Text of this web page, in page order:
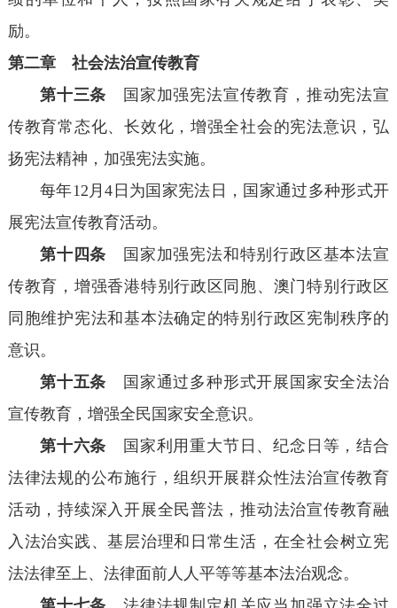
励。
第二章 社会法治宣传教育
第十三条 国家加强宪法宣传教育，推动宪法宣
传教育常态化、长效化，增强全社会的宪法意识，弘
扬宪法精神，加强宪法实施。
每年12月4日为国家宪法日，国家通过多种形式开
展宪法宣传教育活动。
第十四条 国家加强宪法和特别行政区基本法宣
传教育，增强香港特别行政区同胞、澳门特别行政区
同胞维护宪法和基本法确定的特别行政区宪制秩序的
意识。
第十五条 国家通过多种形式开展国家安全法治
宣传教育，增强全民国家安全意识。
第十六条 国家利用重大节日、纪念日等，结合
法律法规的公布施行，组织开展群众性法治宣传教育
活动，持续深入开展全民普法，推动法治宣传教育融
入法治实践、基层治理和日常生活，在全社会树立宪
法法律至上、法律面前人人平等等基本法治观念。